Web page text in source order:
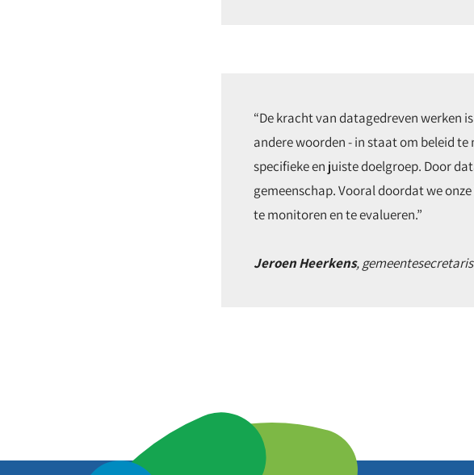
“De kracht van datagedreven werken
andere woorden - in staat om beleid
specifieke en juiste doelgroep. Door
gemeenschap. Vooral doordat we
te monitoren en te evalueren.”
Jeroen Heerkens,